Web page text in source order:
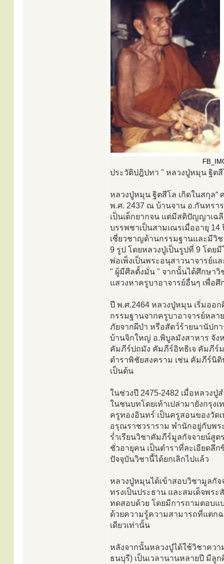
ประวัติปฎิปทา " หลวงปู่หมุน ฐิต
หลวงปู่หมุน ฐิตสีโล เกิดในสกุล“
พ.ศ. 2437 ณ บ้านจาน อ.กันทรา
เป็นเด็กยากจน แต่มีสติปัญญาเฉ
บรรพชาเป็นสามเณรเมื่ออายุ
เชี่ยวชาญด้านกรรมฐานและมีวิ
9 รูป โดยหลวงปู่เป็นรูปที่ 9 โดย
พ่อเพ็งเป็นพระอนุสาวนาจารย์แ
" ผู้มีศีลตั้งมั่น " จากนั้นได้ศึกษาวิ
แสวงหาครูบาอาจารย์อื่นๆ เพื่อ
ปี พ.ศ.2464 หลวงปู่หมุน เริ่มออ
กรรมฐานจากครูบาอาจารย์หลา
ภัยจากผีป่า หรือสัตว์ร้ายนานัปก
บ้านจิกใหญ่ อ.พิบูลมังสาหาร จั
คัมภีร์ปถมัง คัมภีร์อิทธิเจ คัมภีร์
ตำราพิชัยสงคราม เช่น คัมภีร์นิ
เป็นต้น
ในช่วงปี 2475-2482 เมื่อหลวง
ในชนบทโดยเท้าเปล่ามายังกรุง
ครูทองอินทร์ เป็นครูสอนของวัด
อรุณราชวราราม พำนักอยู่กับพร
ร่ำเรียนวิชาคัมภีร์มูลกัจจายน์สู
ชั่วอายุคน เป็นตำราที่ละเอียดลึ
ปัจจุบันวิชานี้ได้ยกเลิกไปแล้ว
หลวงปู่หมุนได้เข้าสอบวิชามูลกั
ทรงเป็นประธาน และสมเด็จพระ
ทดสอบด้วย โดยมีการถามตอบแ
ด้วยความรู้ความสามารถที่แตก
เดียวเท่านั้น
หลังจากนั้นหลวงปู่ได้ใช้วิชาคว
ธนบุรี) เป็นเวลานานหลายปี มีลู